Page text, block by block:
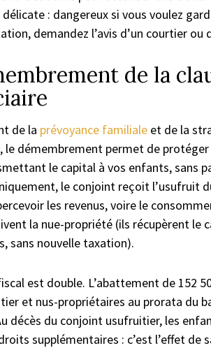
: dangereux si vous voulez
demandez l’avis d’un courtier ou
de la
de la prévoyance familiale et de la
le démembrement permet de
le capital à vos enfants, sans
le conjoint reçoit l’usufruit
les revenus, voire le
la nue-propriété (ils récupèrent le
sans nouvelle taxation).
est double. L’abattement de 152
et nus-propriétaires au prorata du
décès du conjoint usufruitier, les
supplémentaires : c’est l’effet de